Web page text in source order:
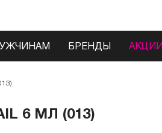
БРЕНДЫ АКЦИИ
6 МЛ (013)